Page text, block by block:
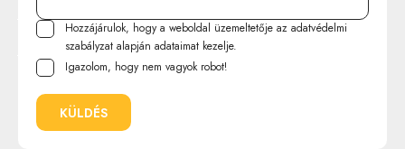
Hozzájárulok, hogy a weboldal üzemeltetője az adatvédelmi
szabályzat alapján adataimat kezelje.
Igazolom, hogy nem vagyok robot!
KÜLDÉS